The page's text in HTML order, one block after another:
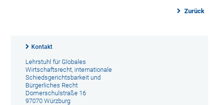
Zurück
Kontakt
Lehrstuhl für Globales
Wirtschaftsrecht, internationale
Schiedsgerichtsbarkeit und
Bürgerliches Recht
Domerschulstraße 16
97070 Würzburg